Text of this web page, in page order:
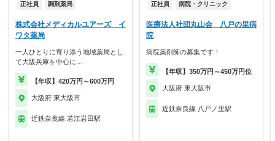
正社員 調剤薬局
株式会社メディカルユアーズ イ
ワタ薬局
一人ひとりに寄り添う地域薬局とし
て大阪兵庫を中心に…
【年収】420万円～600万円
大阪府 東大阪市
近鉄奈良線 若江岩田駅
正社員 病院・クリニック
医療法人社団丸山会 八戸の里病
院
病院薬剤師の募集です！
【年収】350万円～450万円位
大阪府 東大阪市
近鉄奈良線 八戸ノ里駅